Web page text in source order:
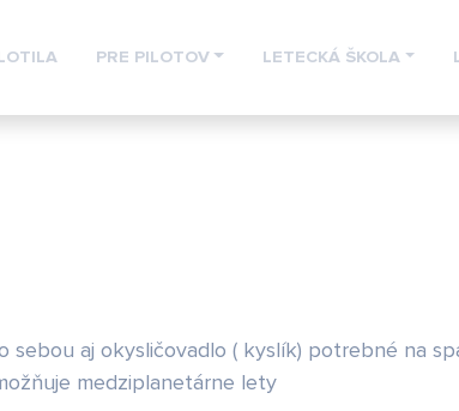
PRE PILOTOV LETECKÁ ŠKOLA
aj okysličovadlo ( kyslík) potrebné na
medziplanetárne lety